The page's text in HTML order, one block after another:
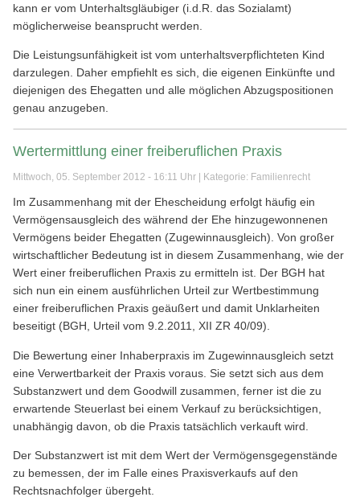
kann er vom Unterhaltsgläubiger (i.d.R. das Sozialamt)
möglicherweise beansprucht werden.
Die Leistungsunfähigkeit ist vom unterhaltsverpflichteten Kind
darzulegen. Daher empfiehlt es sich, die eigenen Einkünfte und
diejenigen des Ehegatten und alle möglichen Abzugspositionen
genau anzugeben.
Wertermittlung einer freiberuflichen Praxis
Mittwoch, 05. September 2012 - 16:11 Uhr | Kategorie: Familienrecht
Im Zusammenhang mit der Ehescheidung erfolgt häufig ein
Vermögensausgleich des während der Ehe hinzugewonnenen
Vermögens beider Ehegatten (Zugewinnausgleich). Von großer
wirtschaftlicher Bedeutung ist in diesem Zusammenhang, wie der
Wert einer freiberuflichen Praxis zu ermitteln ist. Der BGH hat
sich nun ein einem ausführlichen Urteil zur Wertbestimmung
einer freiberuflichen Praxis geäußert und damit Unklarheiten
beseitigt (BGH, Urteil vom 9.2.2011, XII ZR 40/09).
Die Bewertung einer Inhaberpraxis im Zugewinnausgleich setzt
eine Verwertbarkeit der Praxis voraus. Sie setzt sich aus dem
Substanzwert und dem Goodwill zusammen, ferner ist die zu
erwartende Steuerlast bei einem Verkauf zu berücksichtigen,
unabhängig davon, ob die Praxis tatsächlich verkauft wird.
Der Substanzwert ist mit dem Wert der Vermögensgegenstände
zu bemessen, der im Falle eines Praxisverkaufs auf den
Rechtsnachfolger übergeht.